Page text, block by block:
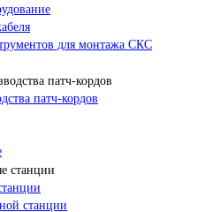
для монтажа СКС
патч-кордов
станции